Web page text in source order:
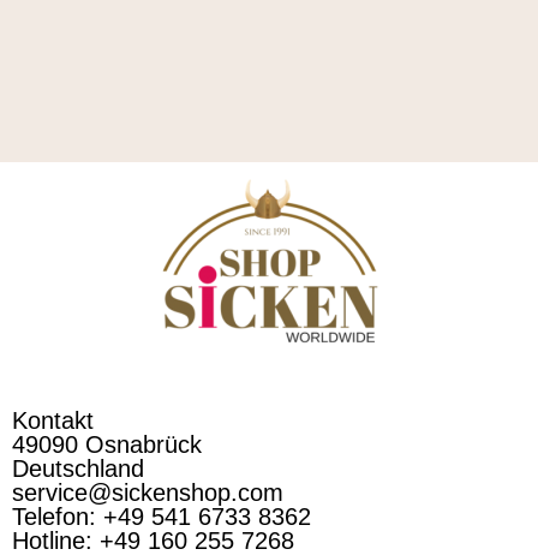
Kontakt
49090 Osnabrück
Deutschland
service@sickenshop.com
Telefon: +49 541 6733 8362
Hotline: +49 160 255 7268